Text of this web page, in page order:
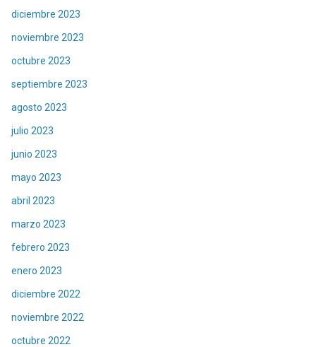
diciembre 2023
noviembre 2023
octubre 2023
septiembre 2023
agosto 2023
julio 2023
junio 2023
mayo 2023
abril 2023
marzo 2023
febrero 2023
enero 2023
diciembre 2022
noviembre 2022
octubre 2022